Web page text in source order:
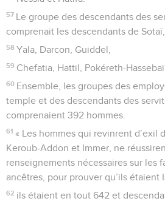
57 Le groupe des descendants des
comprenait les descendants de
58 Yala, Darcon, Guiddel,
59 Chefatia, Hattil, Pokéreth-
60 Ensemble, les groupes des
temple et des descendants des
comprenaient 392 hommes.
61 « Les hommes qui revinrent d’exil
Keroub-Addon et Immer, ne
renseignements nécessaires sur les
ancêtres, pour prouver qu’ils étaient
62 ils étaient en tout 642 et